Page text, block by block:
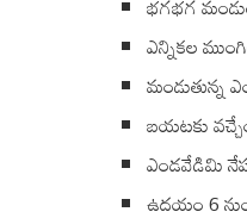
ఎన్నికల
మండుతున్న
బయటకు
ఎండవేడిమి
ఉదయం 6